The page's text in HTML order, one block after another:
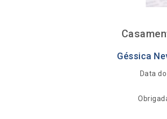
Géssica
Data